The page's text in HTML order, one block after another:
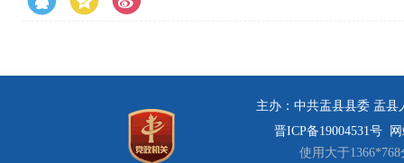
主办：中共盂县县委 盂县
晋ICP备19004531号
使用大于